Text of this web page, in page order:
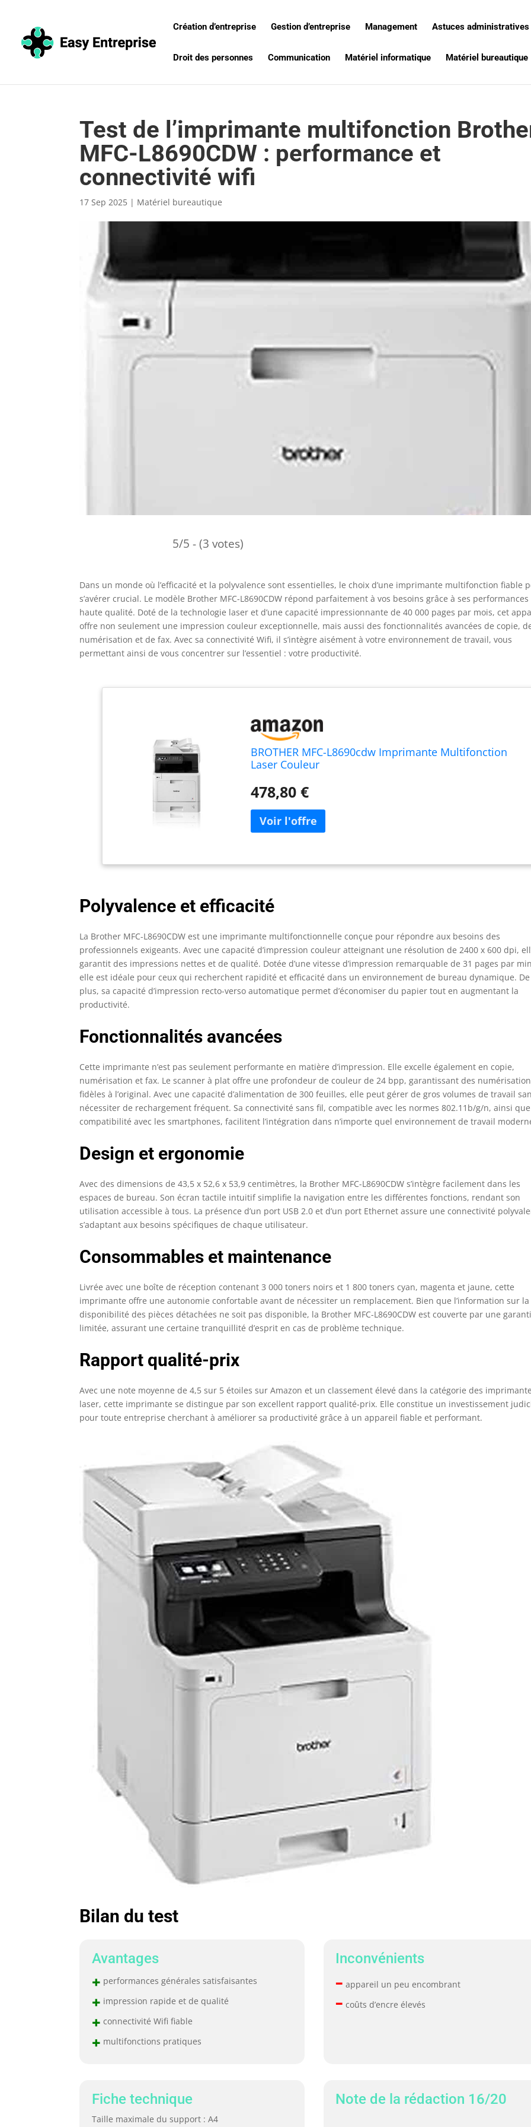
Création d’entreprise Gestion d’entreprise Management Astuces
Droit des personnes Communication Matériel informatique Matériel bureautique
Test de l’imprimante multifonction
MFC-L8690CDW : performance et
connectivité wifi
17 Sep 2025 | Matériel bureautique
5/5 - (3 votes)
Dans un monde où l’efficacité et la polyvalence sont essentielles, le choix d’une imprimante multifonction fiable
s’avérer crucial. Le modèle Brother MFC-L8690CDW répond parfaitement à vos besoins grâce à ses performances
haute qualité. Doté de la technologie laser et d’une capacité impressionnante de 40 000 pages par mois, cet
offre non seulement une impression couleur exceptionnelle, mais aussi des fonctionnalités avancées de copie,
numérisation et de fax. Avec sa connectivité Wifi, il s’intègre aisément à votre environnement de travail, vous
permettant ainsi de vous concentrer sur l’essentiel : votre productivité.
BROTHER MFC-L8690cdw Imprimante Multifonction
Laser Couleur
478,80 €
Polyvalence et efficacité
La Brother MFC-L8690CDW est une imprimante multifonctionnelle conçue pour répondre aux besoins des
professionnels exigeants. Avec une capacité d’impression couleur atteignant une résolution de 2400 x 600 dpi,
garantit des impressions nettes et de qualité. Dotée d’une vitesse d’impression remarquable de 31 pages par
elle est idéale pour ceux qui recherchent rapidité et efficacité dans un environnement de bureau dynamique. De
plus, sa capacité d’impression recto-verso automatique permet d’économiser du papier tout en augmentant la
productivité.
Fonctionnalités avancées
Cette imprimante n’est pas seulement performante en matière d’impression. Elle excelle également en copie,
numérisation et fax. Le scanner à plat offre une profondeur de couleur de 24 bpp, garantissant des
fidèles à l’original. Avec une capacité d’alimentation de 300 feuilles, elle peut gérer de gros volumes de travail
nécessiter de rechargement fréquent. Sa connectivité sans fil, compatible avec les normes 802.11b/g/n, ainsi
compatibilité avec les smartphones, facilitent l’intégration dans n’importe quel environnement de travail
Design et ergonomie
Avec des dimensions de 43,5 x 52,6 x 53,9 centimètres, la Brother MFC-L8690CDW s’intègre facilement dans les
espaces de bureau. Son écran tactile intuitif simplifie la navigation entre les différentes fonctions, rendant son
utilisation accessible à tous. La présence d’un port USB 2.0 et d’un port Ethernet assure une connectivité
s’adaptant aux besoins spécifiques de chaque utilisateur.
Consommables et maintenance
Livrée avec une boîte de réception contenant 3 000 toners noirs et 1 800 toners cyan, magenta et jaune, cette
imprimante offre une autonomie confortable avant de nécessiter un remplacement. Bien que l’information sur la
disponibilité des pièces détachées ne soit pas disponible, la Brother MFC-L8690CDW est couverte par une
limitée, assurant une certaine tranquillité d’esprit en cas de problème technique.
Rapport qualité-prix
Avec une note moyenne de 4,5 sur 5 étoiles sur Amazon et un classement élevé dans la catégorie des
laser, cette imprimante se distingue par son excellent rapport qualité-prix. Elle constitue un investissement
pour toute entreprise cherchant à améliorer sa productivité grâce à un appareil fiable et performant.
Bilan du test
Avantages
+ performances générales satisfaisantes
+ impression rapide et de qualité
+ connectivité Wifi fiable
+ multifonctions pratiques
Inconvénients
– appareil un peu encombrant
– coûts d’encre élevés
Fiche technique
Taille maximale du support : A4
Note de la rédaction 16/20